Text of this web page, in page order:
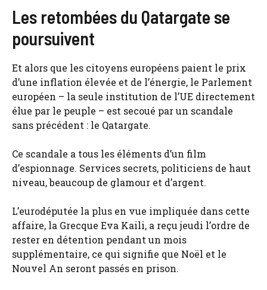
Les retombées du Qatargate se
poursuivent
Et alors que les citoyens européens paient le prix
d’une inflation élevée et de l’énergie, le Parlement
européen – la seule institution de l’UE directement
élue par le peuple – est secoué par un scandale
sans précédent : le Qatargate.
Ce scandale a tous les éléments d’un film
d’espionnage. Services secrets, politiciens de haut
niveau, beaucoup de glamour et d’argent.
L’eurodéputée la plus en vue impliquée dans cette
affaire, la Grecque Eva Kaili, a reçu jeudi l’ordre de
rester en détention pendant un mois
supplémentaire, ce qui signifie que Noël et le
Nouvel An seront passés en prison.